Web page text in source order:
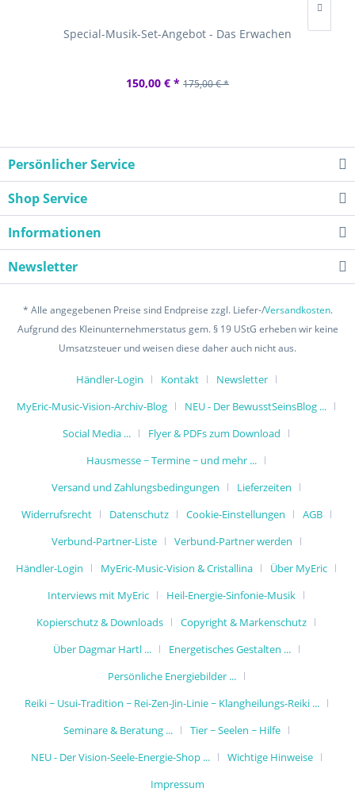
Special-Musik-Set-Angebot - Das Erwachen
150,00 € * 175,00 € *
Persönlicher Service
Shop Service
Informationen
Newsletter
* Alle angegebenen Preise sind Endpreise zzgl. Liefer-/Versandkosten.
Aufgrund des Kleinunternehmerstatus gem. § 19 UStG erheben wir keine
Umsatzsteuer und weisen diese daher auch nicht aus.
Händler-Login Kontakt
Newsletter
MyEric-Music-Vision-Archiv-Blog
NEU - Der BewusstSeinsBlog ...
Social Media ...
Flyer & PDFs zum Download
Hausmesse ~ Termine ~ und mehr ...
Versand und Zahlungsbedingungen
Lieferzeiten
Widerrufsrecht
Datenschutz Cookie-Einstellungen
AGB
Verbund-Partner-Liste
Verbund-Partner werden
Händler-Login
MyEric-Music-Vision & Cristallina
Über MyEric
Interviews mit MyEric
Heil-Energie-Sinfonie-Musik
Kopierschutz & Downloads
Copyright & Markenschutz
Über Dagmar Hartl ...
Energetisches Gestalten ...
Persönliche Energiebilder ...
Reiki ~ Usui-Tradition ~ Rei-Zen-Jin-Linie ~ Klangheilungs-Reiki ...
Seminare & Beratung ...
Tier ~ Seelen ~ Hilfe
NEU - Der Vision-Seele-Energie-Shop ...
Wichtige Hinweise
Impressum